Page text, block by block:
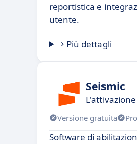
reportistica e
utente.
Più dettagli
Seismic
Versione gratuita
Software di